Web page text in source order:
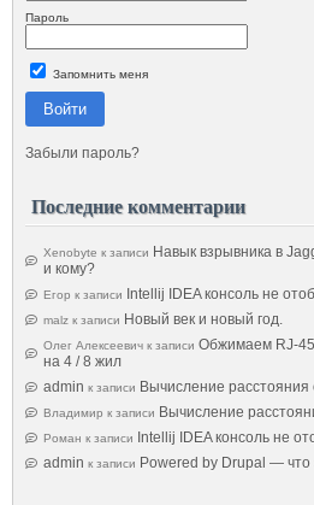
Пароль
Запомнить меня
Войти
Забыли пароль?
Последние комментарии
Xenobyte к записи Навык взрывника в
и кому?
Егор к записи Intellij IDEA консоль не
malz к записи Новый век и новый год.
Олег Алексеевич к записи Обжимаем RJ-45
на 4 / 8 жил
admin к записи Вычисление расстояния
Владимир к записи Вычисление
Роман к записи Intellij IDEA консоль не
admin к записи Powered by Drupal — что